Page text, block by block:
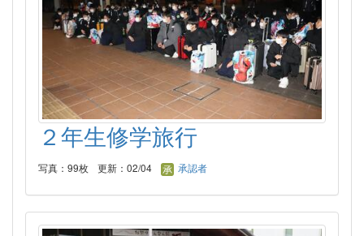
２年生修学旅行
写真：99枚 更新：02/04 承認者